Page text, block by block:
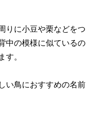
りに小豆や栗などをつ
中の模様に似ているの
す。
い鳥におすすめの名前